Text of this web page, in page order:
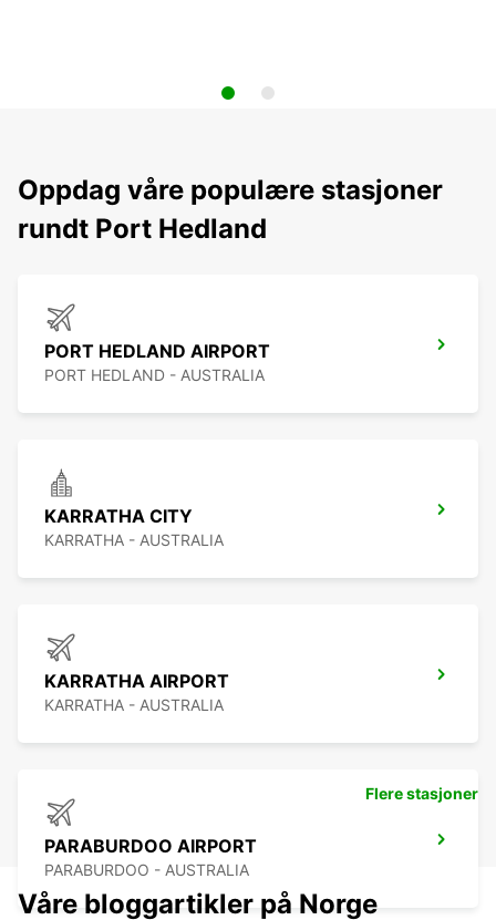
Oppdag våre populære stasjoner
rundt Port Hedland
PORT HEDLAND AIRPORT
PORT HEDLAND - AUSTRALIA
KARRATHA CITY
KARRATHA - AUSTRALIA
KARRATHA AIRPORT
KARRATHA - AUSTRALIA
PARABURDOO AIRPORT
PARABURDOO - AUSTRALIA
Flere stasjoner
Våre bloggartikler på Norge